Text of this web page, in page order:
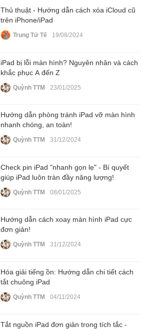
Thủ thuật - Hướng dẫn cách xóa iCloud cũ
trên iPhone/iPad
Trung Tử Tế 19/08/2024
iPad bị lỗi màn hình? Nguyên nhân và cách
khắc phục A đến Z
Quỳnh TTM 23/01/2025
Hướng dẫn phòng tránh iPad vỡ màn hình
nhanh chóng, an toàn!
Quỳnh TTM 31/12/2024
Check pin iPad "nhanh gọn lẹ" - Bí quyết
giúp iPad luôn tràn đầy năng lượng!
Quỳnh TTM 08/01/2025
Hướng dẫn cách xoay màn hình iPad cực
đơn giản!
Quỳnh TTM 31/12/2024
Hóa giải tiếng ồn: Hướng dẫn chi tiết cách
tắt chuông iPad
Quỳnh TTM 04/11/2024
Tắt nguồn iPad đơn giản trong tích tắc -